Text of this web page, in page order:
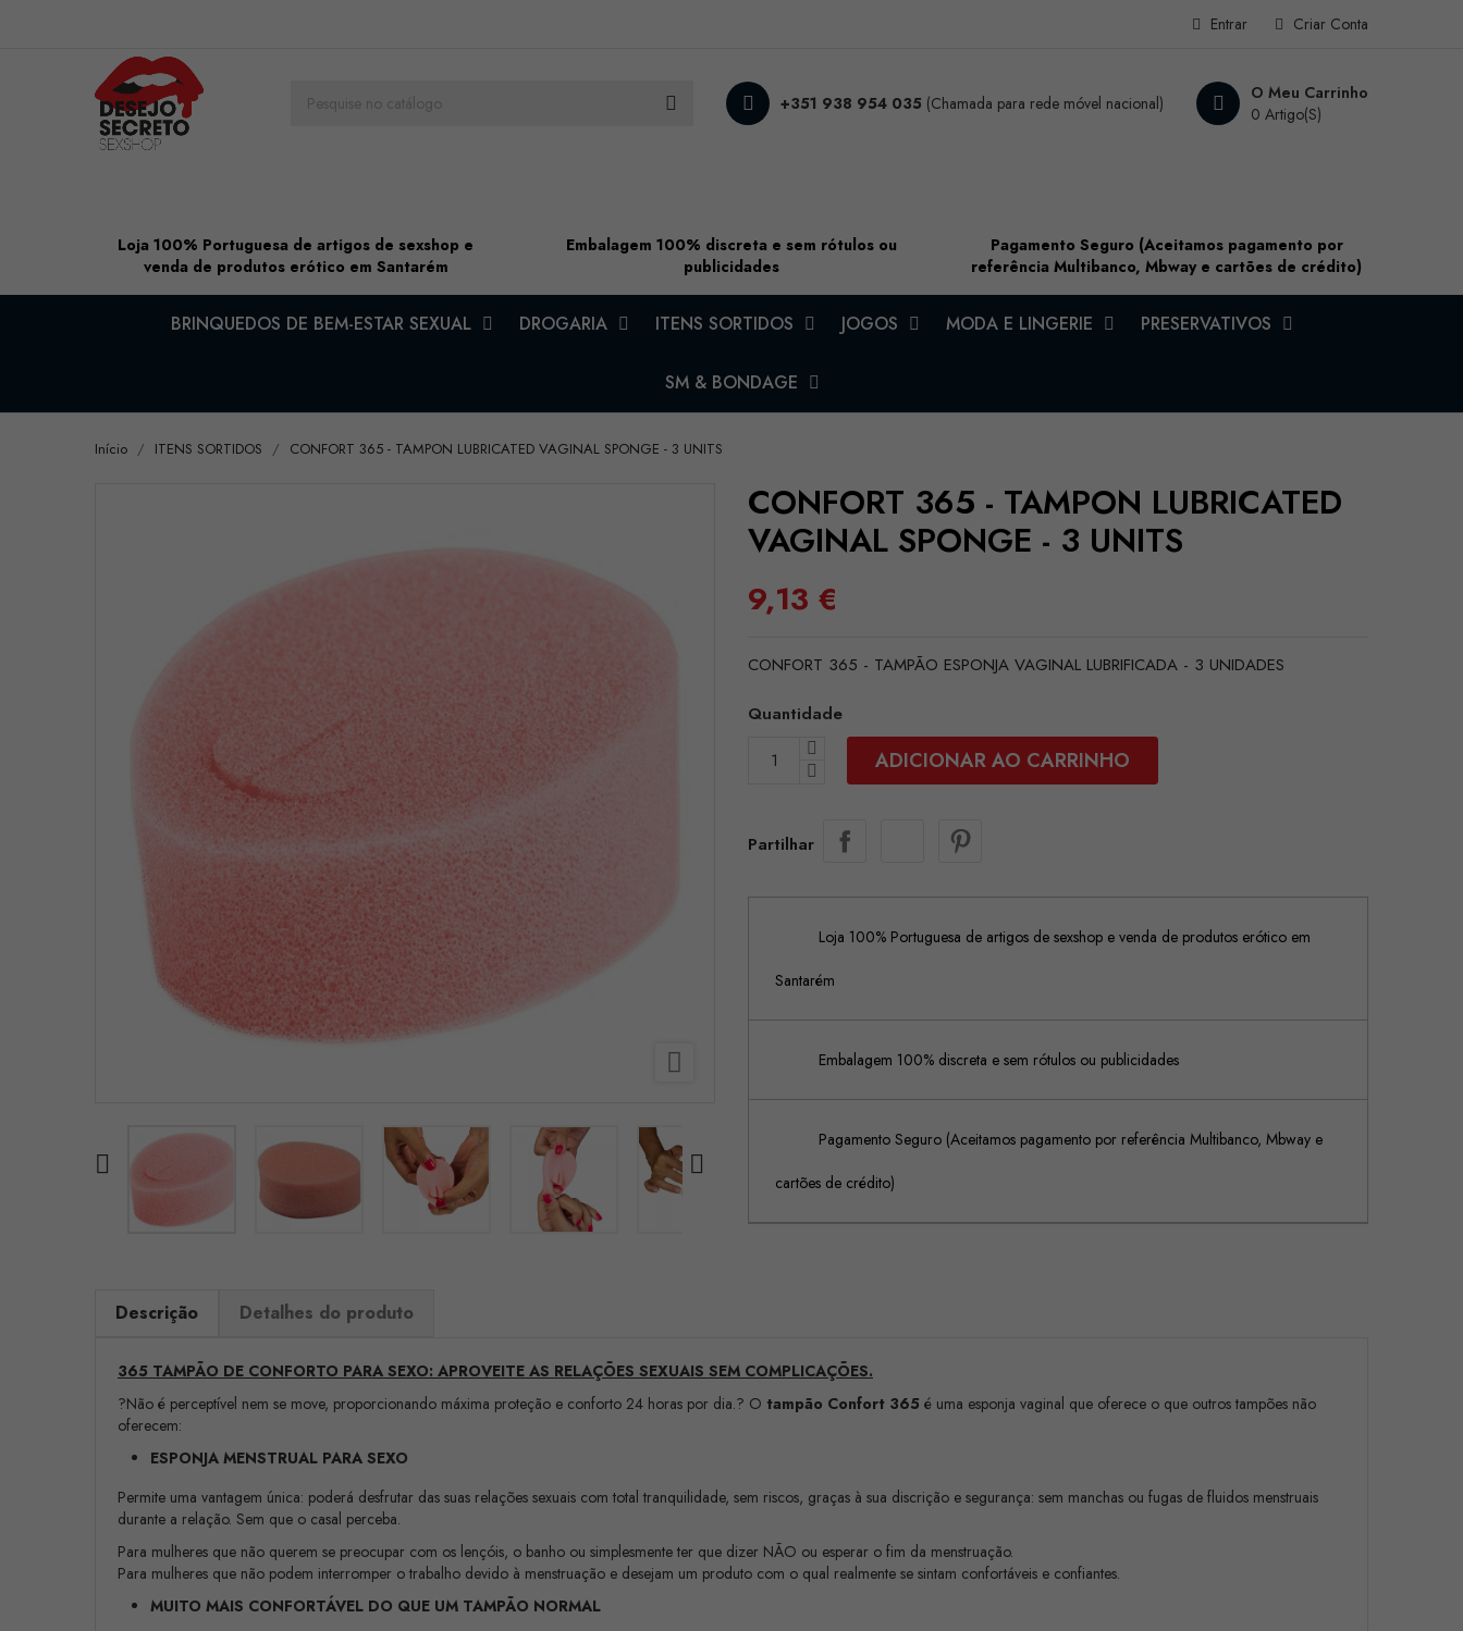
Criar Conta
Entrar
O Meu Carrinho
0 Artigo(s)
+351 938 954 035 (Chamada para rede móvel nacional)
Loja 100% Portuguesa de artigos de sexshop e
venda de produtos erótico em Santarém
Embalagem 100% discreta e sem rótulos ou
publicidades
Pagamento Seguro (Aceitamos pagamento por
referência Multibanco, Mbway e cartões de crédito)
BRINQUEDOS DE BEM-ESTAR SEXUAL DROGARIA ITENS SORTIDOS JOGOS MODA E LINGERIE PRESERVATIVOS
SM & BONDAGE
Início ITENS SORTIDOS CONFORT 365 - TAMPON LUBRICATED VAGINAL SPONGE - 3 UNITS

 
CONFORT 365 - TAMPON LUBRICATED
VAGINAL SPONGE - 3 UNITS
9,13 €
CONFORT 365 - TAMPÃO ESPONJA VAGINAL LUBRIFICADA - 3 UNIDADES
Quantidade
ADICIONAR AO CARRINHO
Partilhar
Loja 100% Portuguesa de artigos de sexshop e venda de produtos erótico em
Santarém
Embalagem 100% discreta e sem rótulos ou publicidades
Pagamento Seguro (Aceitamos pagamento por referência Multibanco, Mbway e
cartões de crédito)
Descrição Detalhes do produto
365 TAMPÃO DE CONFORTO PARA SEXO: APROVEITE AS RELAÇÕES SEXUAIS SEM COMPLICAÇÕES.
?Não é perceptível nem se move, proporcionando máxima proteção e conforto 24 horas por dia.? O tampão Confort 365 é uma esponja vaginal que oferece o que outros tampões não
oferecem:
ESPONJA MENSTRUAL PARA SEXO
Permite uma vantagem única: poderá desfrutar das suas relações sexuais com total tranquilidade, sem riscos, graças à sua discrição e segurança: sem manchas ou fugas de fluidos menstruais
durante a relação. Sem que o casal perceba.
Para mulheres que não querem se preocupar com os lençóis, o banho ou simplesmente ter que dizer NÃO ou esperar o fim da menstruação.
Para mulheres que não podem interromper o trabalho devido à menstruação e desejam um produto com o qual realmente se sintam confortáveis e confiantes.
MUITO MAIS CONFORTÁVEL DO QUE UM TAMPÃO NORMAL